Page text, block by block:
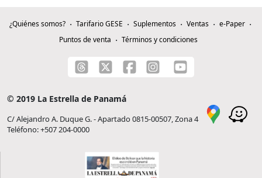
¿Quiénes somos? Tarifario GESE Suplementos Ventas
e-Paper
Puntos de venta
Términos y condiciones
© 2019 La Estrella de Panamá
C/ Alejandro A. Duque G. - Apartado 0815-00507, Zona 4
Teléfono: +507 204-0000